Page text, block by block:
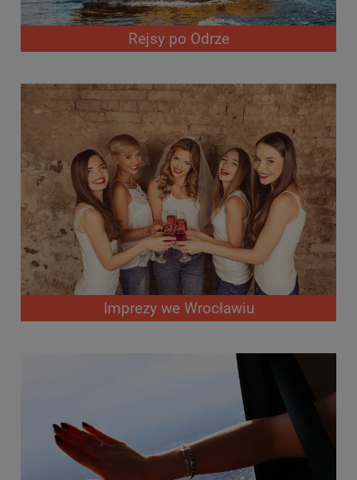
Rejsy po Odrze
Imprezy we Wrocławiu